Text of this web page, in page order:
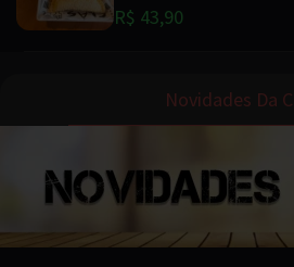
R$ 43,90
Novidades Da